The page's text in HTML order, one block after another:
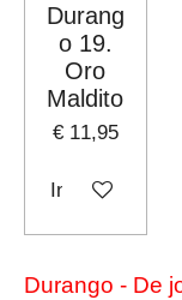
Durang
o 19.
Oro
Maldito
€ 11,95
In winkelwagen
Durango - De